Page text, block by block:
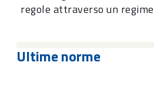
regole attraverso un
Ultime norme